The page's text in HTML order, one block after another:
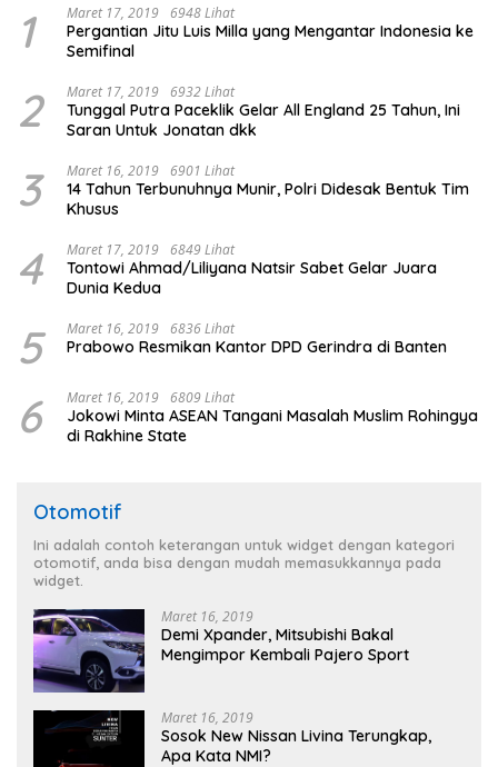
1 Maret 17, 2019 6948 Lihat
Pergantian Jitu Luis Milla yang Mengantar Indonesia ke
Semifinal
2 Maret 17, 2019 6932 Lihat
Tunggal Putra Paceklik Gelar All England 25 Tahun, Ini
Saran Untuk Jonatan dkk
3 Maret 16, 2019 6901 Lihat
14 Tahun Terbunuhnya Munir, Polri Didesak Bentuk Tim
Khusus
4 Maret 17, 2019 6849 Lihat
Tontowi Ahmad/Liliyana Natsir Sabet Gelar Juara
Dunia Kedua
5 Maret 16, 2019 6836 Lihat
Prabowo Resmikan Kantor DPD Gerindra di Banten
6 Maret 16, 2019 6809 Lihat
Jokowi Minta ASEAN Tangani Masalah Muslim Rohingya
di Rakhine State
Otomotif
Ini adalah contoh keterangan untuk widget dengan kategori
otomotif, anda bisa dengan mudah memasukkannya pada
widget.
Maret 16, 2019
Demi Xpander, Mitsubishi Bakal
Mengimpor Kembali Pajero Sport
Maret 16, 2019
Sosok New Nissan Livina Terungkap,
Apa Kata NMI?